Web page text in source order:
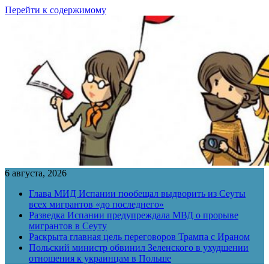
Перейти к содержимому
6 августа, 2026
Глава МИД Испании пообещал выдворить из Сеуты
всех мигрантов «до последнего»
Разведка Испании предупреждала МВД о прорыве
мигрантов в Сеуту
Раскрыта главная цель переговоров Трампа с Ираном
Польский министр обвинил Зеленского в ухудшении
отношения к украинцам в Польше